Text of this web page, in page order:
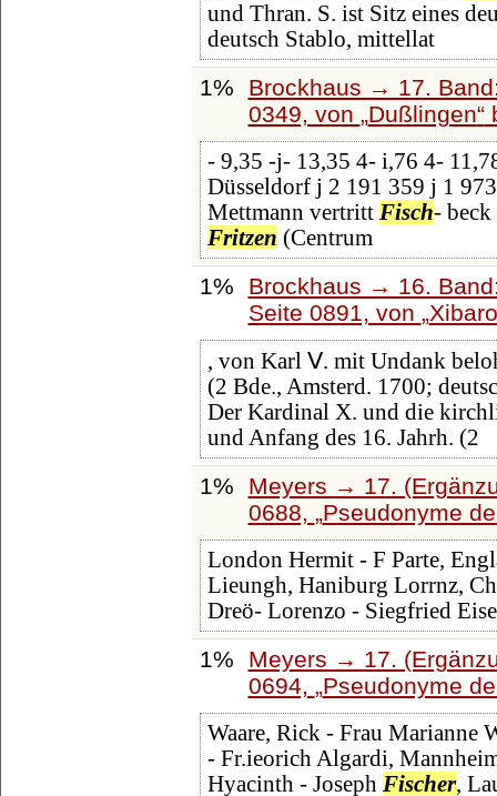
und Thran. S. ist Sitz eines
deutsch Stablo, mittellat
1%
Brockhaus → 17.
0349, von Dußlingen
- 9,35 -j- 13,35 4- i,76 4-
Düsseldorf j 2 191 359 j 1
Mettmann vertritt Fisch-
Fritzen (Centrum
1%
Brockhaus → 16.
Seite 0891, von Xibaro
, von Karl Ⅴ. mit Undank
(2 Bde., Amsterd. 1700;
Der Kardinal X. und die
und Anfang des 16. Jahrh. (2
1%
Meyers → 17.
0688,
Pseudonyme
London Hermit - F Parte,
Lieungh, Haniburg Lorrnz,
Dreö- Lorenzo - Siegfried
1%
Meyers → 17.
0694,
Pseudonyme
Waare, Rick - Frau Marianne
- Fr.ieorich Algardi,
Hyacinth - Joseph Fischer,